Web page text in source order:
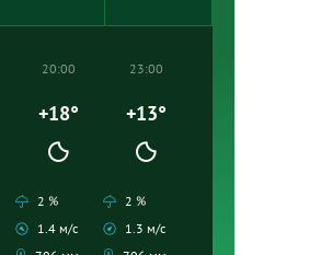
20:00
+18°
2 %
1.4 м/с
23:00
+13°
2 %
1.3 м/с